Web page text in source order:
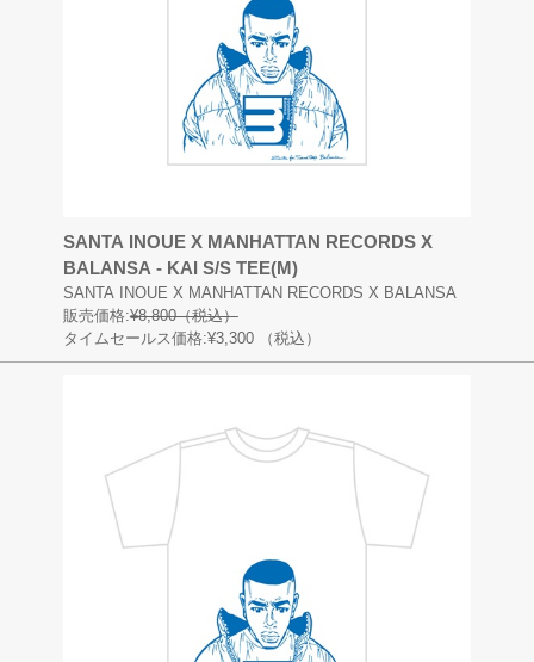
SANTA INOUE X MANHATTAN RECORDS X
BALANSA - KAI S/S TEE(M)
SANTA INOUE X MANHATTAN RECORDS X BALANSA
販売価格:¥8,800（税込）
タイムセールス価格:¥3,300
（税込）